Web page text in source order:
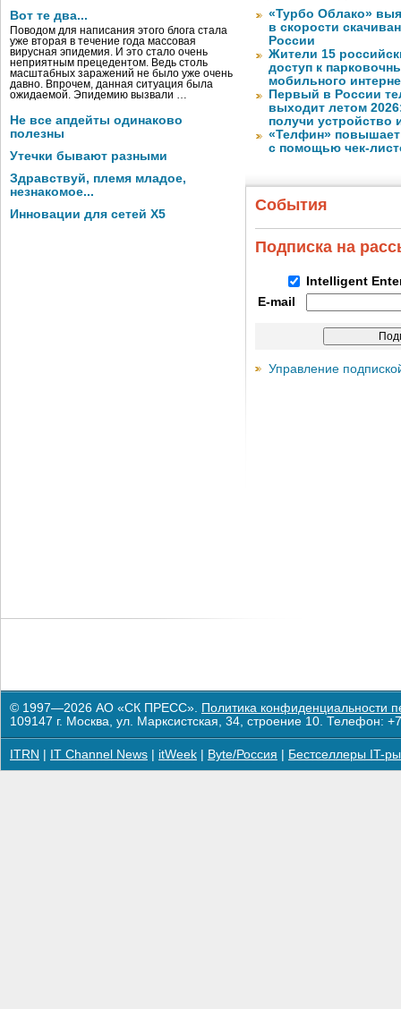
Вот те два...
Поводом для написания этого блога стала
уже вторая в течение года массовая
вирусная эпидемия. И это стало очень
неприятным прецедентом. Ведь столь
масштабных заражений не было уже очень
давно. Впрочем, данная ситуация была
ожидаемой. Эпидемию вызвали …
Не все апдейты одинаково
полезны
Утечки бывают разными
Здравствуй, племя младое,
незнакомое...
Инновации для сетей X5
«Турбо Облако»
в скорости
России
Жители 15
доступ к
мобильного
Первый в России
выходит летом
получи устройство
«Телфин» повышает
с помощью чек-
События
Подписка на
Intelligent
E-mail
Управление
© 1997—2026 АО «СК ПРЕСС». Политика конфиденциальности
109147 г. Москва, ул. Марксистская, 34, строение 10. Телефон:
ITRN IT Channel News itWeek Byte/Россия Бестселлеры IT-